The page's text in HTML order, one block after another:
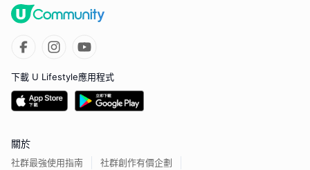
下載 U Lifestyle應用程式
關於
社群最強使用指南 社群創作有價企劃